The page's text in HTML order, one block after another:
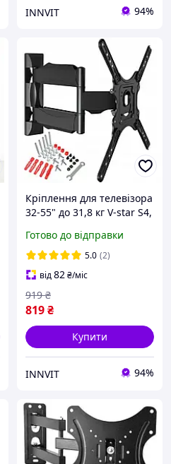
INNVIT 94%
Кріплення для телевізора
32-55" до 31,8 кг V-star S4,
для ТВ і монітора
Готово до відправки
5.0 (2)
від82₴/міс
819₴
919 ₴
Купити
INNVIT 94%